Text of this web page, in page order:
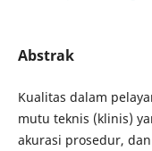
Abstrak
Kualitas dalam
mutu teknis (klinis)
akurasi prosedur,